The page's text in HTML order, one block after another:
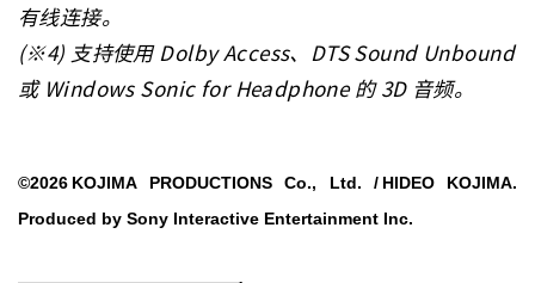
有线连接。
(※4) 支持使用 Dolby Access、DTS Sound Unbound
或 Windows Sonic for Headphone 的 3D 音频。
©2026 KOJIMA PRODUCTIONS Co., Ltd. / HIDEO KOJIMA.
Produced by Sony Interactive Entertainment Inc.